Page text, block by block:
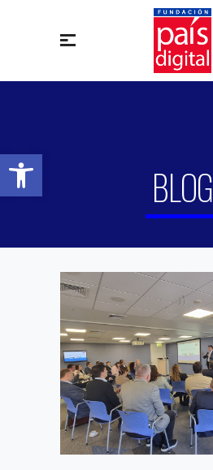
Abrir barra de herramientas
BLOG